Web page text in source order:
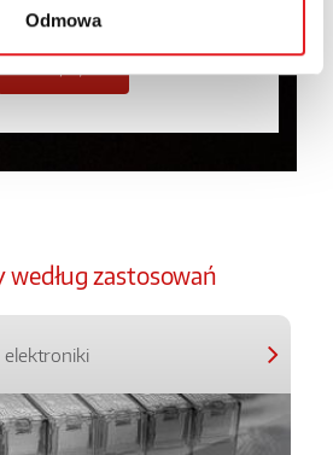
Odmowa
zastosowań
elektroniki